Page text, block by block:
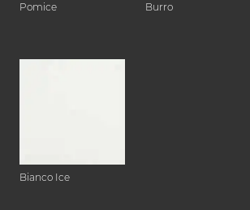
Pomice Burro
Bianco Ice